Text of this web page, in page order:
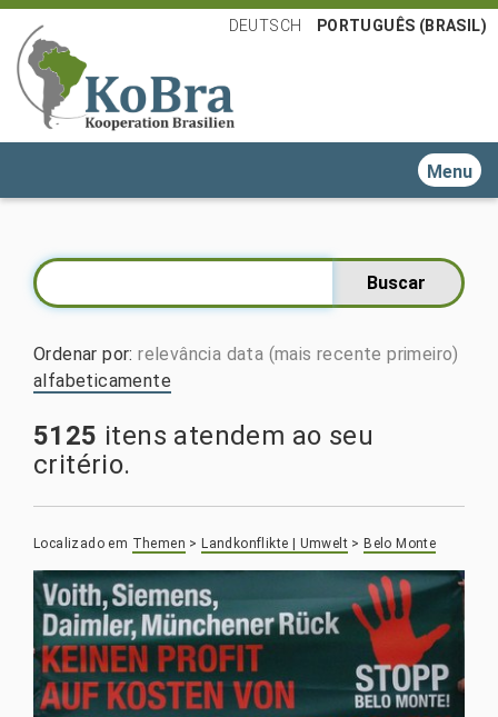
DEUTSCH PORTUGUÊS (BRASIL)
Toggle
Ordenar por:relevância data (mais recente primeiro)
alfabeticamente
5125 itens atendem ao seu
critério.
Localizado em Themen > Landkonflikte | Umwelt > Belo Monte